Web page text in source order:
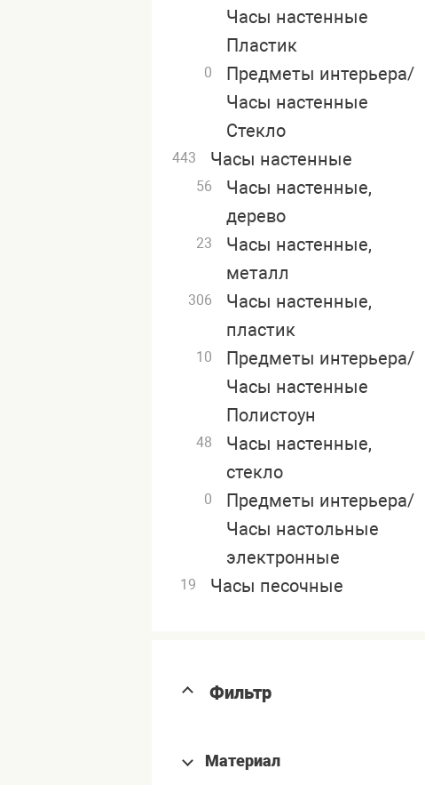
Часы настенные
Пластик
0
Предметы интерьера/
Часы настенные
Стекло
443 Часы настенные
56
Часы настенные,
дерево
23
Часы настенные,
металл
306
Часы настенные,
пластик
10
Предметы интерьера/
Часы настенные
Полистоун
48
Часы настенные,
стекло
0
Предметы интерьера/
Часы настольные
электронные
19 Часы песочные
Фильтр
Материал